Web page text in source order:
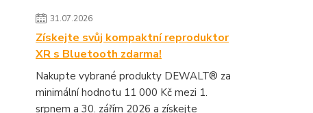
31.07.2026
Získejte svůj kompaktní reproduktor
XR s Bluetooth zdarma!
Nakupte vybrané produkty DEWALT® za
minimální hodnotu 11 000 Kč mezi 1.
srpnem a 30. zářím 2026 a získejte